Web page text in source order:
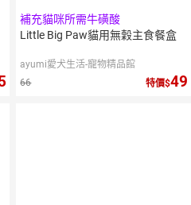
補充貓咪所需牛磺酸
Little Big Paw貓用無穀主食餐盒
ayumi愛犬生活-寵物精品館
66
特價 49